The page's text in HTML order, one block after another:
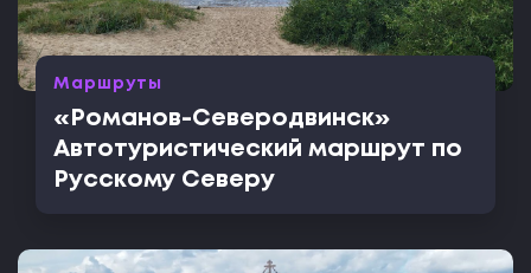
Маршруты
«Романов-Северодвинск»
Автотуристический маршрут по
Русскому Северу